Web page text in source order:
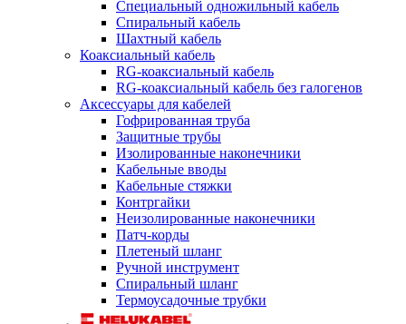
Специальный одножильный кабель
Спиральный кабель
Шахтный кабель
Коаксиальный кабель
RG-коаксиальный кабель
RG-коаксиальный кабель без галогенов
Аксессуары для кабелей
Гофрированная труба
Защитные трубы
Изолированные наконечники
Кабельные вводы
Кабельные стяжки
Контргайки
Неизолированные наконечники
Патч-корды
Плетеный шланг
Ручной инструмент
Спиральный шланг
Термоусадочные трубки